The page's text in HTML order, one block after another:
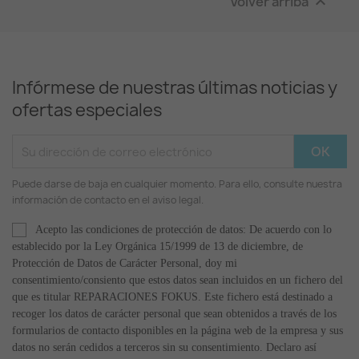
Infórmese de nuestras últimas noticias y
ofertas especiales
Puede darse de baja en cualquier momento. Para ello, consulte nuestra
información de contacto en el aviso legal.
Acepto las condiciones de protección de datos: De acuerdo con lo
establecido por la Ley Orgánica 15/1999 de 13 de diciembre, de
Protección de Datos de Carácter Personal, doy mi
consentimiento/consiento que estos datos sean incluidos en un fichero del
que es titular REPARACIONES FOKUS. Este fichero está destinado a
recoger los datos de carácter personal que sean obtenidos a través de los
formularios de contacto disponibles en la página web de la empresa y sus
datos no serán cedidos a terceros sin su consentimiento. Declaro así